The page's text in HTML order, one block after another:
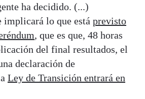
ha decidido. (...)
implicará lo que está previsto
, que es que, 48 horas
del final resultados, el
declaración de
Ley de Transición entrará en